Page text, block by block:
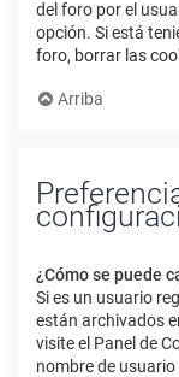
del foro por el
opción. Si está
foro, borrar las
Arriba
¿Cómo se puede
Si es un usuario
están archivados
visite el Panel de
nombre de